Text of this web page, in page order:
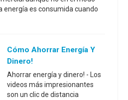
energía es consumida cuando
Cómo Ahorrar Energía Y
Dinero!
Ahorrar energía y dinero! - Los
videos más impresionantes
son un clic de distancia